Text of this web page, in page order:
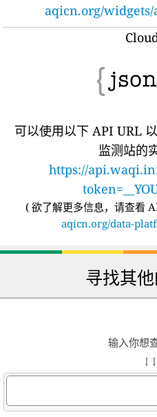
aqicn.org/
可以使用以下 API URL
监测站的
https://
( 欲了解更多信息，请查看
aqicn.org/data-
寻找其他
输入你想
↓